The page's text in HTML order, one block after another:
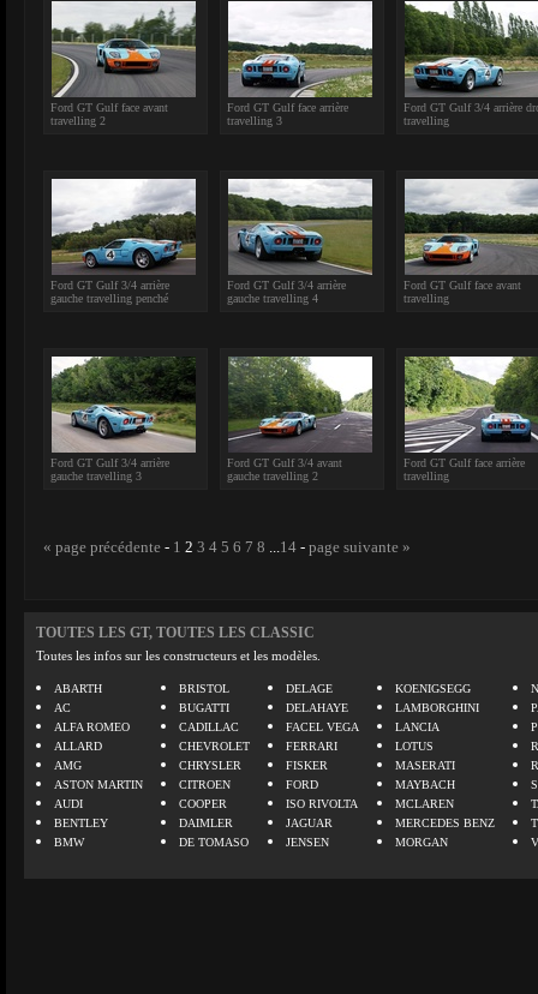
Ford GT Gulf face avant
travelling 2
Ford GT Gulf face arrière
travelling 3
Ford GT Gulf 3/4 arrière
travelling
Ford GT Gulf 3/4 arrière
gauche travelling penché
Ford GT Gulf 3/4 arrière
gauche travelling 4
Ford GT Gulf face avant
travelling
Ford GT Gulf 3/4 arrière
gauche travelling 3
Ford GT Gulf 3/4 avant
gauche travelling 2
Ford GT Gulf face arrière
travelling
« page précédente - 1 2 3 4 5 6 7 8 ...14 - page suivante »
TOUTES LES GT, TOUTES LES CLASSIC
Toutes les infos sur les constructeurs et les modèles.
ABARTH
AC
ALFA ROMEO
ALLARD
AMG
ASTON MARTIN
AUDI
BENTLEY
BMW
BRISTOL
BUGATTI
CADILLAC
CHEVROLET
CHRYSLER
CITROEN
COOPER
DAIMLER
DE TOMASO
DELAGE
DELAHAYE
FACEL VEGA
FERRARI
FISKER
FORD
ISO RIVOLTA
JAGUAR
JENSEN
KOENIGSEGG
LAMBORGHINI
LANCIA
LOTUS
MASERATI
MAYBACH
MCLAREN
MERCEDES BENZ
MORGAN